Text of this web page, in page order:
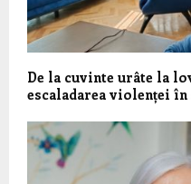
De la cuvinte urâte la
escaladarea violenței